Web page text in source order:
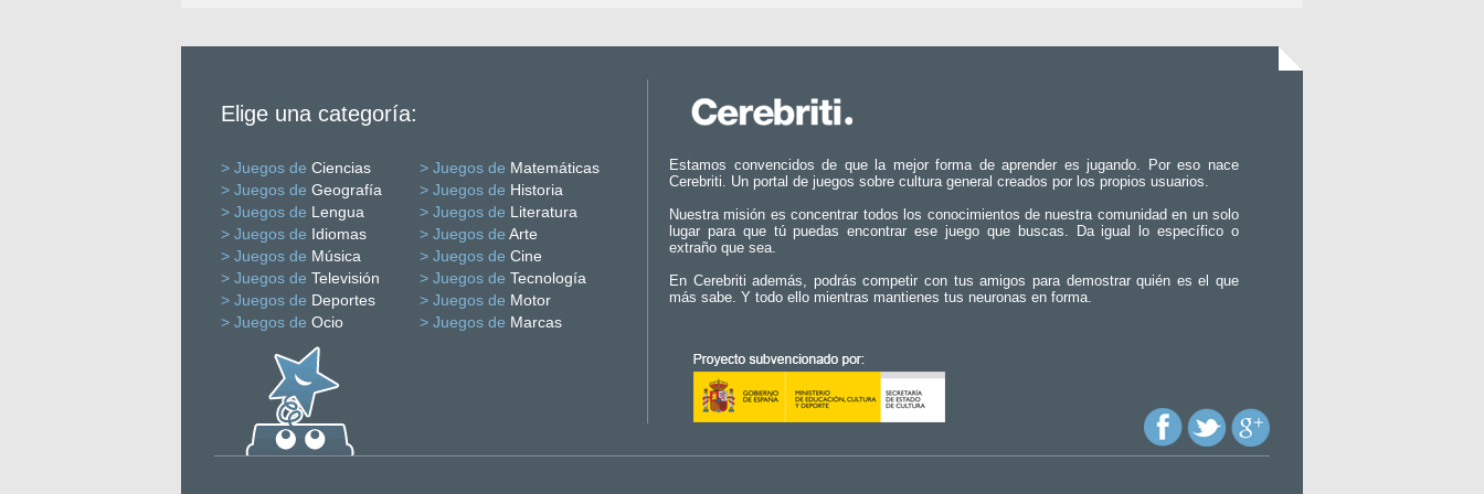
Elige una categoría:
> Juegos de Ciencias > Juegos de Matemáticas
> Juegos de Geografía > Juegos de Historia
> Juegos de Lengua > Juegos de Literatura
> Juegos de Idiomas > Juegos de Arte
> Juegos de Música > Juegos de Cine
> Juegos de Televisión > Juegos de Tecnología
> Juegos de Deportes > Juegos de Motor
> Juegos de Ocio > Juegos de Marcas
Estamos convencidos de que la mejor forma de aprender es jugando. Por eso nace
Cerebriti. Un portal de juegos sobre cultura general creados por los propios usuarios.
Nuestra misión es concentrar todos los conocimientos de nuestra comunidad en un solo
lugar para que tú puedas encontrar ese juego que buscas. Da igual lo específico o
extraño que sea.
En Cerebriti además, podrás competir con tus amigos para demostrar quién es el que
más sabe. Y todo ello mientras mantienes tus neuronas en forma.